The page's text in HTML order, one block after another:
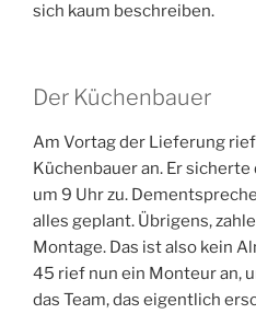
sich kaum beschreiben.
Der Küchenbauer
Am Vortag der Lieferung
Küchenbauer an. Er
um 9 Uhr zu.
alles geplant. Übrigens,
Montage. Das ist also kein
45 rief nun ein Monteur an,
das Team, das eigentlich